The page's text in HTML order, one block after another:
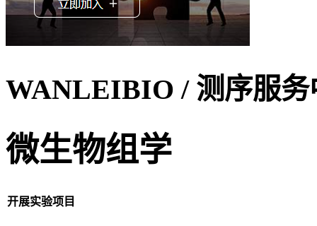
WANLEIBIO / 测序服务
微生物组学
开展实验项目